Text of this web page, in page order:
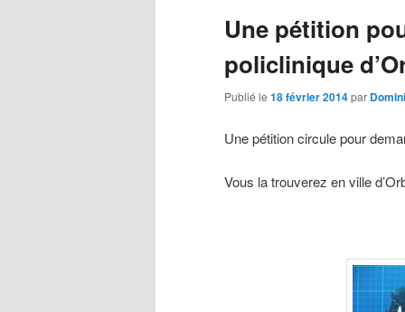
principal
secondaire
Une pétition
policlinique
Publié le 18 février 2014par
Une pétition circule pour
Vous la trouverez en ville